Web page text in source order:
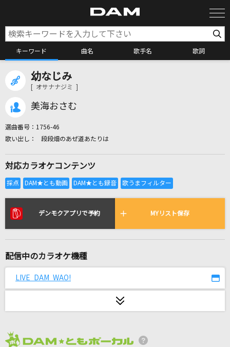
キーワード 曲名 歌手名 歌詞
全国りれき
リアルタイムで歌われている曲の一覧
[生音]舞酔い雪
[生音]ベテルギウス
幼なじみ
[ オサナナジミ ]
美海おさむ
選曲番号： 1756-46
段段畑のあぜ道あたりは
対応カラオケコンテンツ
デンモクアプリで予約 MYリスト保存
配信中のカラオケ機種
LIVE DAM WAO!